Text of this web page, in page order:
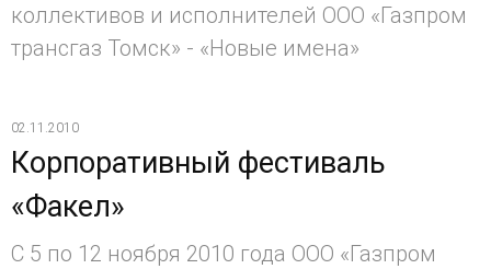
коллективов и исполнителей ООО «Газпром
трансгаз Томск» - «Новые имена»
02.11.2010
Корпоративный фестиваль
«Факел»
С 5 по 12 ноября 2010 года ООО «Газпром